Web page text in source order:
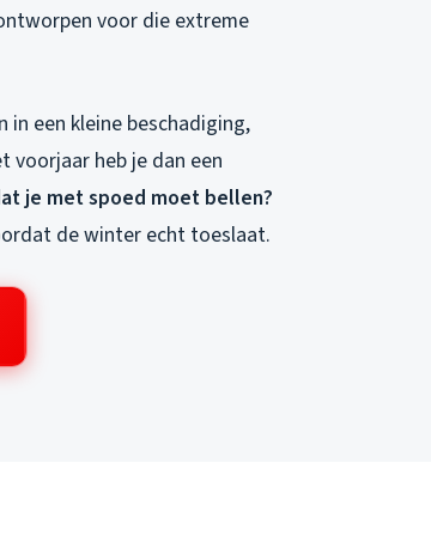
voor die extreme
in een kleine beschadiging,
voorjaar heb je dan een
je met spoed moet bellen?
de winter echt toeslaat.